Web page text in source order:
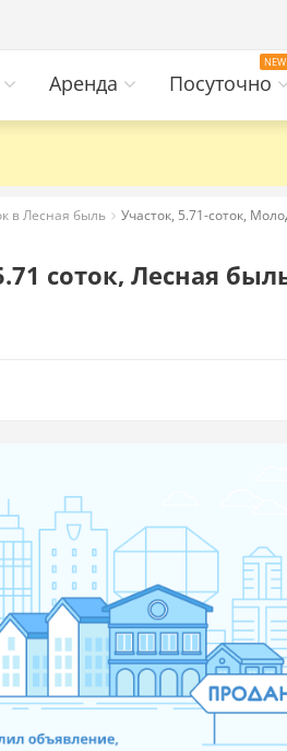
Аренда Посуточно
в Лесная быль Участок, 5.71-соток,
соток, Лесная